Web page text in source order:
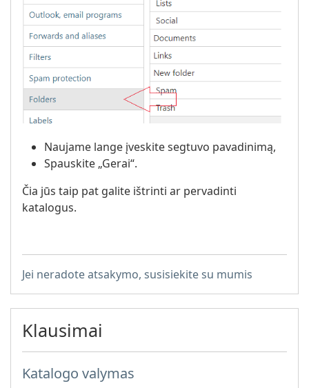
Naujame lange įveskite segtuvo pavadinimą,
Spauskite „Gerai“.
Čia jūs taip pat galite ištrinti ar pervadinti
katalogus.
Jei neradote atsakymo, susisiekite su mumis
Klausimai
Katalogo valymas